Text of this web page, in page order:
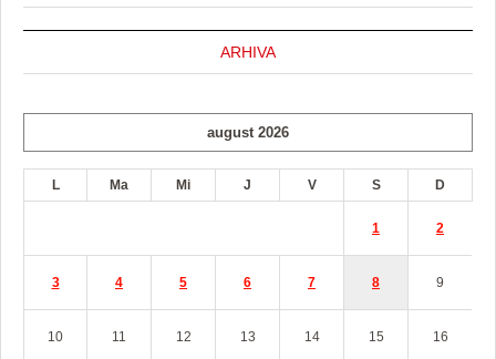
ARHIVA
august 2026
L Ma Mi J V S D
1 2
3 4 5 6 7 8 9
10 11 12 13 14 15 16